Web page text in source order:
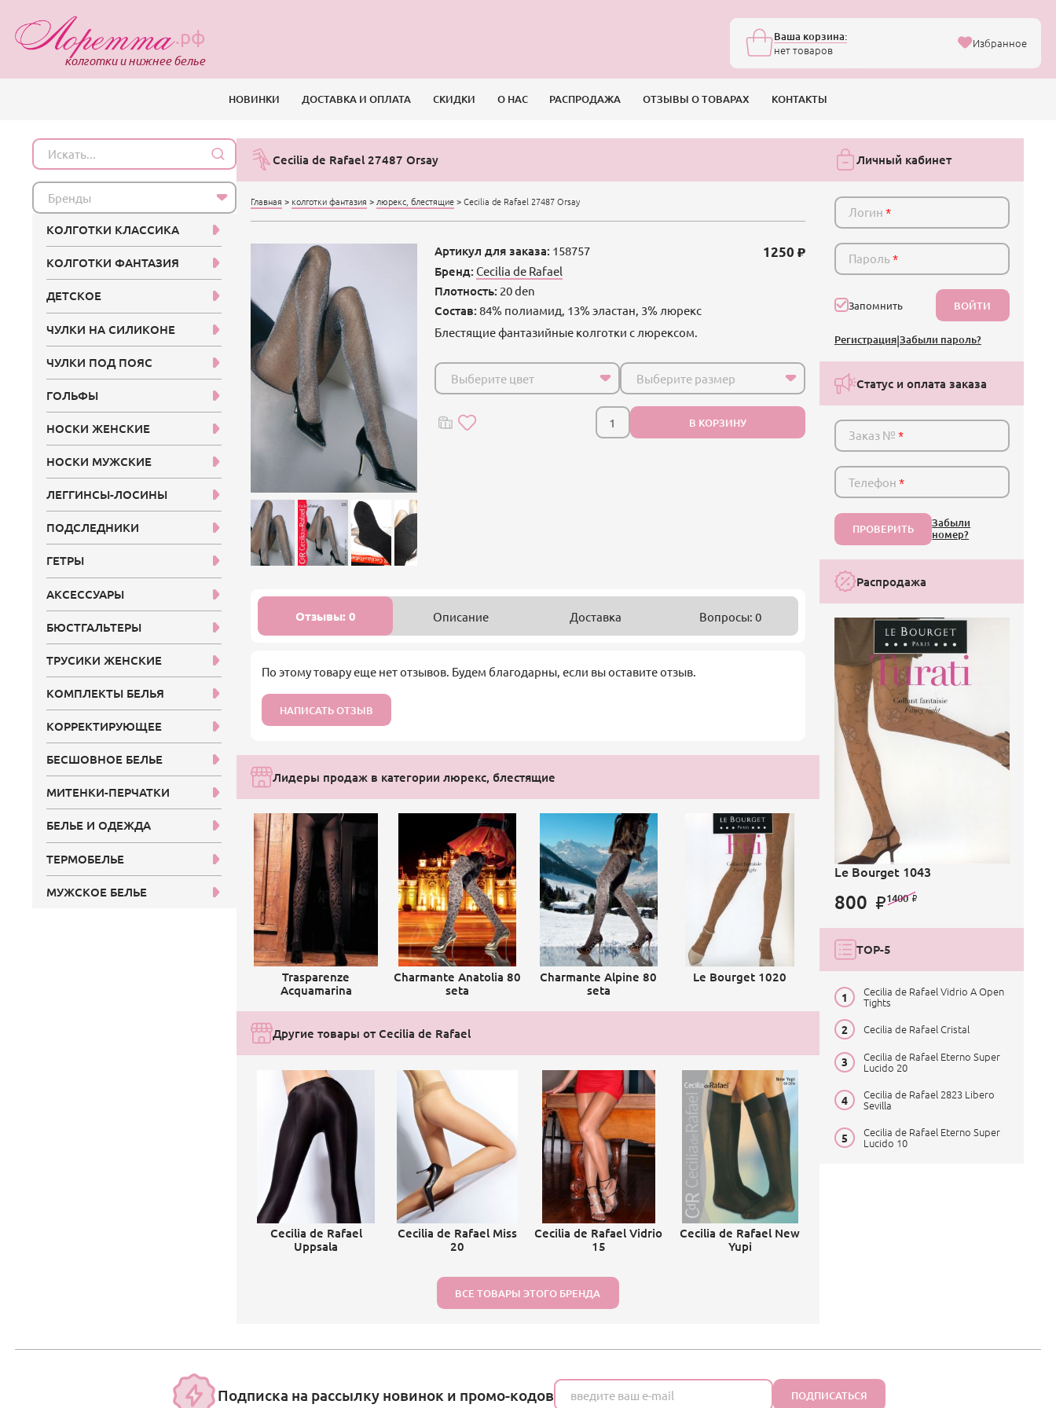
.рф
колготки и нижнее белье
Ваша корзина:
нет товаров
Избранное
НОВИНКИ ДОСТАВКА И ОПЛАТА СКИДКИ О НАС РАСПРОДАЖА ОТЗЫВЫ О ТОВАРАХ КОНТАКТЫ
Cecilia de Rafael 27487 Orsay
Главная > колготки фантазия > люрекс, блестящие > Cecilia de Rafael 27487 Orsay
Артикул для заказа: 158757
Бренд: Cecilia de Rafael
Плотность: 20 den
Состав: 84% полиамид, 13% эластан, 3% люрекс
Блестящие фантазийные колготки с люрексом.
1250
Выберите цвет Выберите размер
В КОРЗИНУ
Отзывы: 0 Описание Доставка Вопросы: 0
По этому товару еще нет отзывов. Будем благодарны, если вы оставите отзыв.
НАПИСАТЬ ОТЗЫВ
Лидеры продаж в категории люрекс, блестящие
Trasparenze
Acquamarina
Charmante Anatolia 80
seta
Charmante Alpine 80
seta
Le Bourget 1020
Другие товары от Cecilia de Rafael
Cecilia de Rafael
Uppsala
Cecilia de Rafael Miss
20
Cecilia de Rafael Vidrio
15
Cecilia de Rafael New
Yupi
ВСЕ ТОВАРЫ ЭТОГО БРЕНДА
Личный кабинет
Логин*
Пароль*
Запомнить ВОЙТИ
Регистрация|Забыли пароль?
Статус и оплата заказа
Заказ №*
Телефон*
ПРОВЕРИТЬ
Забыли
номер?
Распродажа
Le Bourget 1043
800 1400
TOP-5
Cecilia de Rafael Vidrio A Open
Tights
Cecilia de Rafael Cristal
Cecilia de Rafael Eterno Super
Lucido 20
Cecilia de Rafael 2823 Libero
Sevilla
Cecilia de Rafael Eterno Super
Lucido 10
Бренды
КОЛГОТКИ КЛАССИКА
КОЛГОТКИ ФАНТАЗИЯ
ДЕТСКОЕ
ЧУЛКИ НА СИЛИКОНЕ
ЧУЛКИ ПОД ПОЯС
ГОЛЬФЫ
НОСКИ ЖЕНСКИЕ
НОСКИ МУЖСКИЕ
ЛЕГГИНСЫ-ЛОСИНЫ
ПОДСЛЕДНИКИ
ГЕТРЫ
АКСЕССУАРЫ
БЮСТГАЛЬТЕРЫ
ТРУСИКИ ЖЕНСКИЕ
КОМПЛЕКТЫ БЕЛЬЯ
КОРРЕКТИРУЮЩЕЕ
БЕСШОВНОЕ БЕЛЬЕ
МИТЕНКИ-ПЕРЧАТКИ
БЕЛЬЕ И ОДЕЖДА
ТЕРМОБЕЛЬЕ
МУЖСКОЕ БЕЛЬЕ
Подписка на рассылку новинок и промо-кодов ПОДПИСАТЬСЯ